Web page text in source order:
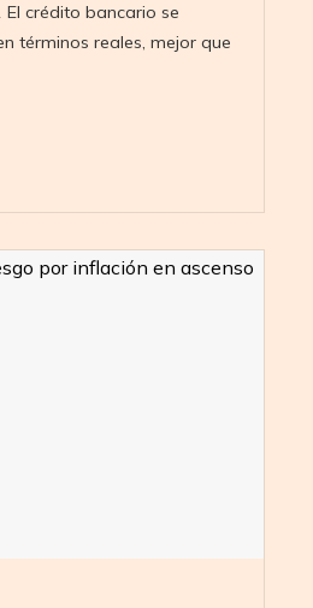
crédito bancario se
términos reales, mejor que